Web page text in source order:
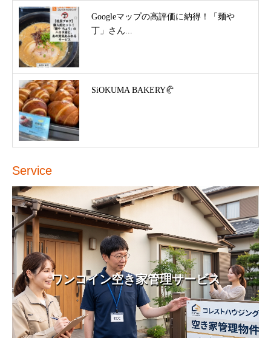
Googleマップの高評価に納得！「麺や
丁」さん...
SiOKUMA BAKERY🥐
Service
ワンコイン空き家管理サービス